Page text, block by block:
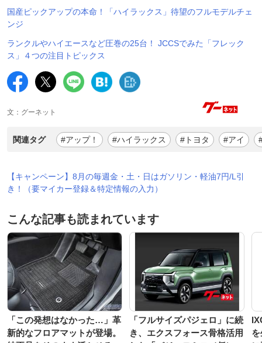
国産ピックアップの本命！「ハイラックス」待望のフルモデルチェ
ンジ
ランクルやハイエースなど圧巻の25台！ JCCSでみた「フレック
ス」４つの注目トピックス
文：グーネット
関連タグ #アップ！ #ハイラックス #トヨタ #アイ
【キャンペーン】8月の毎週金・土・日はガソリン・軽油7円/L引
き！（要マイカー登録＆特定情報の入力）
こんな記事も読まれています
「この発想はなかった…」革
新的なフロアマットが登場。
「フルサイズパジェロ」に続
き、エクスフォース骨格活用